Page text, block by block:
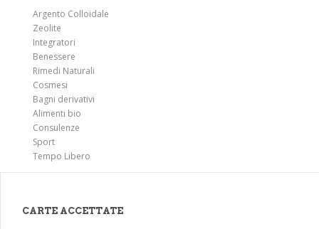
Argento Colloidale
Zeolite
Integratori
Benessere
Rimedi Naturali
Cosmesi
Bagni derivativi
Alimenti bio
Consulenze
Sport
Tempo Libero
CARTE ACCETTATE